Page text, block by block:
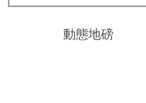
動態地磅